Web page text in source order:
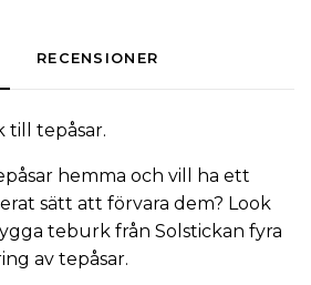
RECENSIONER
till tepåsar.
hemma och vill ha ett
sätt att förvara dem? Look
teburk från Solstickan fyra
av tepåsar.